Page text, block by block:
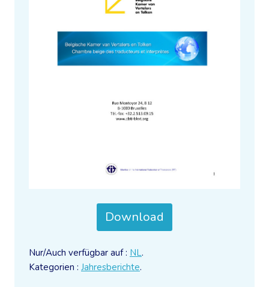
Download
Nur/Auch verfügbar auf : NL.
Kategorien : Jahresberichte.